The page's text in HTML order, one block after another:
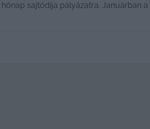
sajtódíja pályázatra. Januárban a